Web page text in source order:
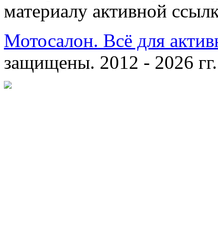
материалу активной
Мотосалон. Всё для
защищены. 2012 - 2026 гг.